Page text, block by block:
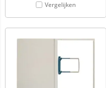
Vergelijken